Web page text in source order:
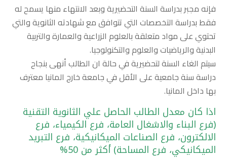
فإنه مجبر بدراسة السنة التحضيرية وبعد الانتهاء منها يسمح له
فقط بدراسة التخصصات التي تتوافق مع شهادته الثانوية والتي
تحتوي على مواد متعلقة بالعلوم الزراعية والعمارة والتربية
البدنية والرياضيات والعلوم والتكنولوجيا.
سيتم الغاء السنة لتحضيرية في حالة ان الطالب أنهى بنجاح
دراسة سنة جامعية على الأقل في جامعة خارج المانيا معترف
بها داخل المانيا.
اذا كان معدل الطالب الحاصل علي الثانوية التقنية
(فرع البناء والاشغال العامة، فرع الكيمياء، فرع
الالكترون، فرع الصناعات الميكانيكية، فرع التبريد
الميكانيكي، فرع المساحة) أكثر من 50%